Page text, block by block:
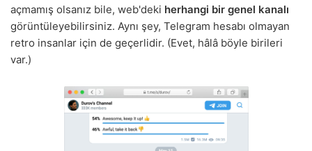
açmamış olsanız bile, web'deki herhangi bir genel kanalı
görüntüleyebilirsiniz. Aynı şey, Telegram hesabı olmayan
retro insanlar için de geçerlidir. (Evet, hâlâ böyle birileri
var.)